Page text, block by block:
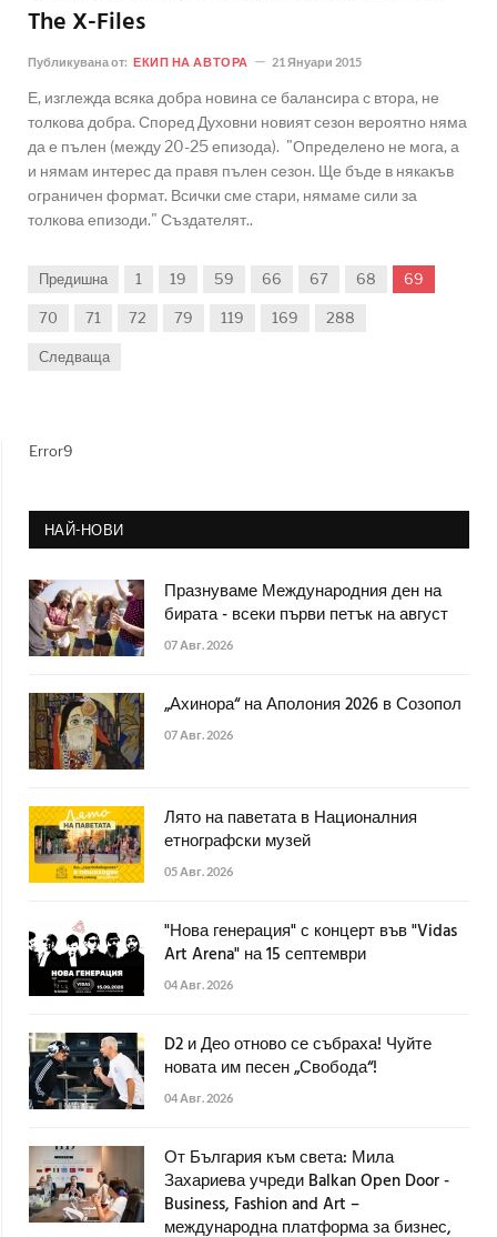
The X-Files
Публикувана от: ЕКИП НА АВТОРА 21 Януари 2015
Е, изглежда всяка добра новина се балансира с втора, не
толкова добра. Според Духовни новият сезон вероятно няма
да е пълен (между 20-25 епизода). "Определено не мога, а
и нямам интерес да правя пълен сезон. Ще бъде в някакъв
ограничен формат. Всички сме стари, нямаме сили за
толкова епизоди." Създателят..
Предишна 1 19 59 66 67 68 69
70 71 72 79 119 169 288
Следваща
Error9
НАЙ-НОВИ
Празнуваме Международния ден на
бирата - всеки първи петък на август
07 Авг. 2026
„Ахинора“ на Аполония 2026 в Созопол
07 Авг. 2026
Лято на паветата в Националния
етнографски музей
05 Авг. 2026
"Нова генерация" с концерт във "Vidas
Art Arena" на 15 септември
04 Авг. 2026
D2 и Део отново се събраха! Чуйте
новата им песен „Свобода“!
04 Авг. 2026
От България към света: Мила
Захариева учреди Balkan Open Door -
Business, Fashion and Art –
международна платформа за бизнес,